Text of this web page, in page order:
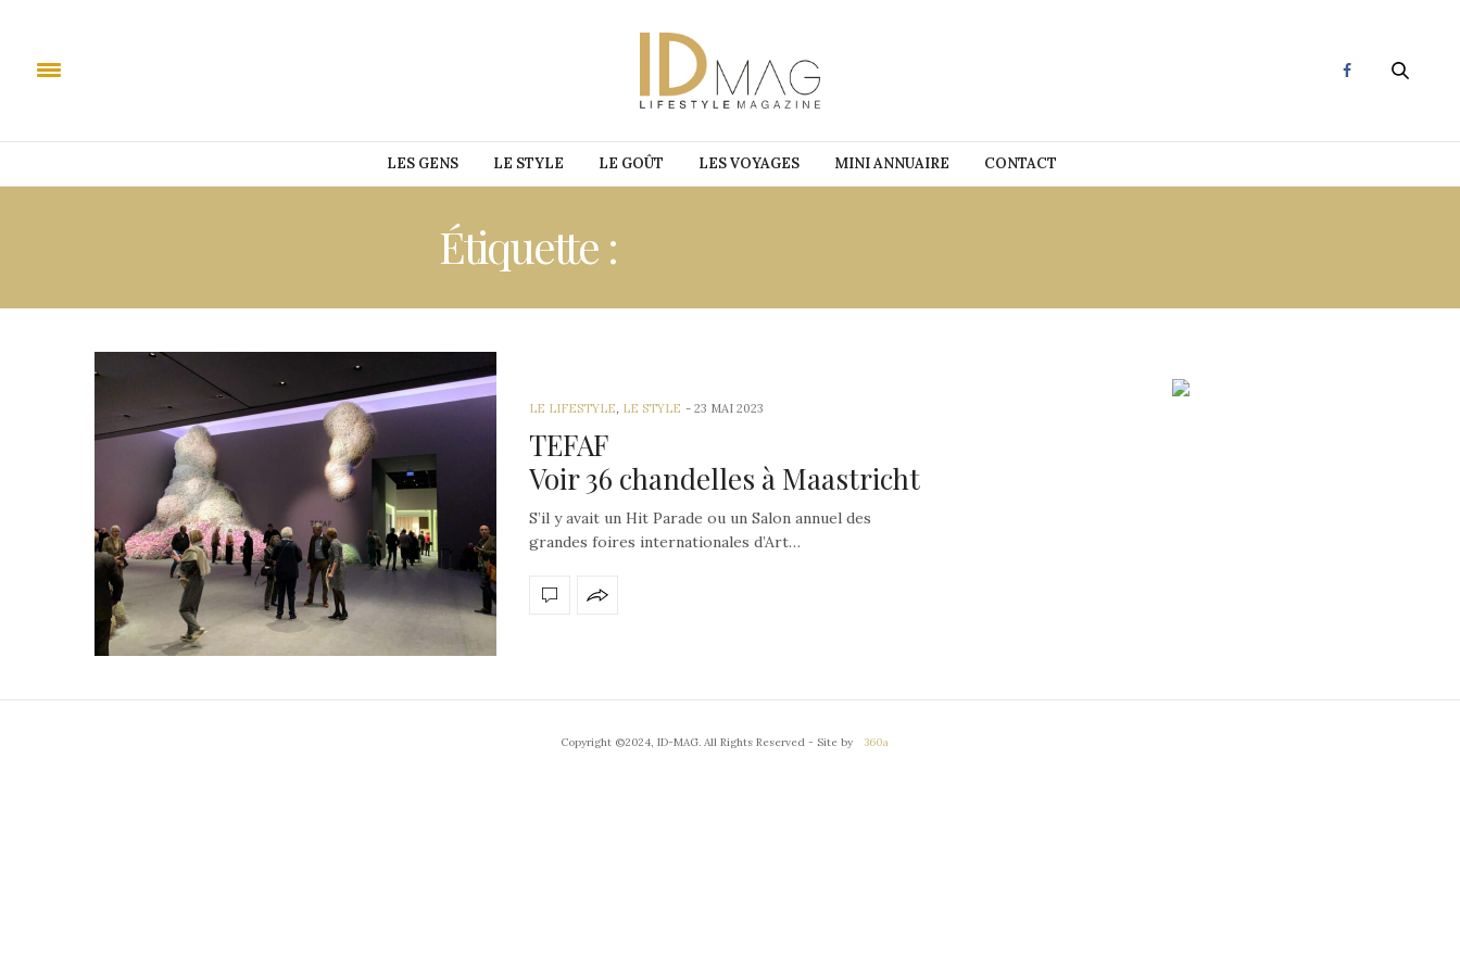
LES GENS LE STYLE LE GOÛT LES VOYAGES MINI ANNUAIRE CONTACT
Étiquette :
LE LIFESTYLE, LE STYLE 23 MAI 2023
TEFAF
Voir 36 chandelles à Maastricht
S’il y avait un Hit Parade ou un Salon annuel des
grandes foires internationales d’Art…
Copyright ©2024, ID-MAG. All Rights Reserved - Site by 360a